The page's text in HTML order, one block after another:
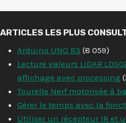
ARTICLES LES PLUS
Arduino UNO R3 (8 059)
Lecture valeurs LIDAR
affichage avec processing
Tourelle Nerf motorisée à
Gérer le temps avec la
Utiliser un récepteur IR et